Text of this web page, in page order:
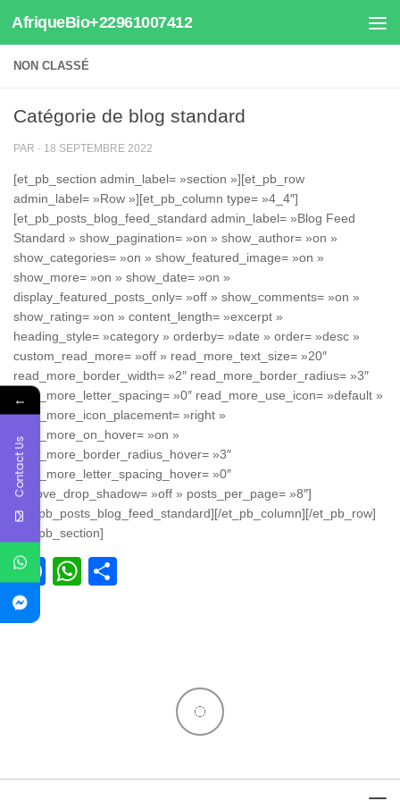
Au dessous du contenu
AfriqueBio+22961007412
NON CLASSÉ
Catégorie de blog standard
PAR · 18 SEPTEMBRE 2022
[et_pb_section admin_label= »section »][et_pb_row
admin_label= »Row »][et_pb_column type= »4_4″]
[et_pb_posts_blog_feed_standard admin_label= »Blog Feed
Standard » show_pagination= »on » show_author= »on »
show_categories= »on » show_featured_image= »on »
show_more= »on » show_date= »on »
display_featured_posts_only= »off » show_comments= »on »
show_rating= »on » content_length= »excerpt »
heading_style= »category » orderby= »date » order= »desc »
custom_read_more= »off » read_more_text_size= »20″
read_more_border_width= »2″ read_more_border_radius= »3″
read_more_letter_spacing= »0″ read_more_use_icon= »default »
read_more_icon_placement= »right »
read_more_on_hover= »on »
read_more_border_radius_hover= »3″
read_more_letter_spacing_hover= »0″
remove_drop_shadow= »off » posts_per_page= »8″]
[/et_pb_posts_blog_feed_standard][/et_pb_column][/et_pb_row]
[/et_pb_section]
Facebook
WhatsApp
←
Contact Us